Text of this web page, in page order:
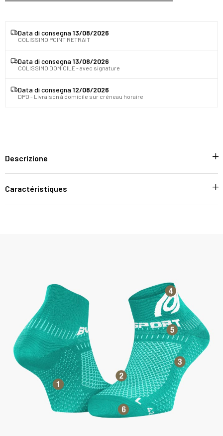
Data di consegna 13/08/2026
COLISSIMO POINT RETRAIT
Data di consegna 13/08/2026
COLISSIMO DOMICILE - avec signature
Data di consegna 12/08/2026
DPD - Livraison à domicile sur créneau horaire
Descrizione
Caractéristiques